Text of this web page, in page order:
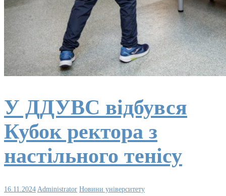
У ДДУВС відбувся
Кубок ректора з
настільного тенісу
16.11.2024 Administrator Новини університету